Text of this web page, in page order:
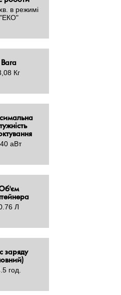
в режимі
"ЕКО"
Вага
Кг
аВт
Л
заряду
год.